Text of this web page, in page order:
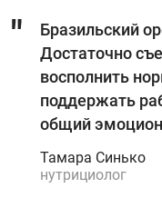
Бразильский
Достаточно
восполнить
поддержать
общий
Тамара Синько
нутрициолог